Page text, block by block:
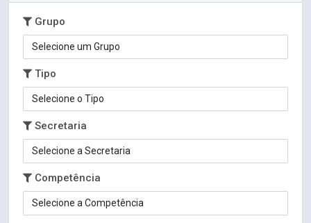
Grupo
Tipo
Secretaria
Competência